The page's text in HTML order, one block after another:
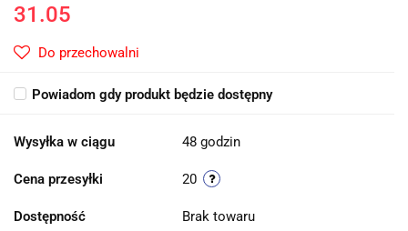
31.05
Do przechowalni
Powiadom gdy produkt będzie dostępny
Wysyłka w ciągu 48 godzin
Cena przesyłki 20
Dostępność Brak towaru